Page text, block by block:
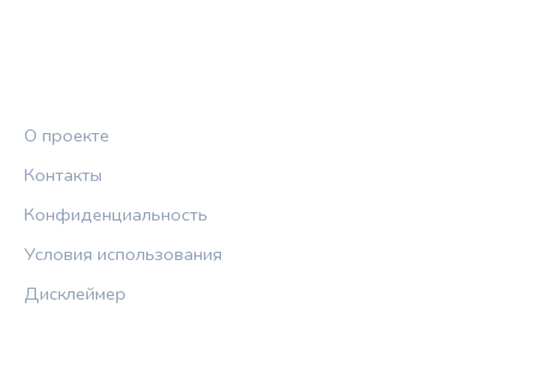
О проекте
Контакты
Конфиденциальность
Условия использования
Дисклеймер